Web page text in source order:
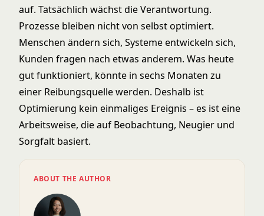
auf. Tatsächlich wächst die Verantwortung.
Prozesse bleiben nicht von selbst optimiert.
Menschen ändern sich, Systeme entwickeln sich,
Kunden fragen nach etwas anderem. Was heute
gut funktioniert, könnte in sechs Monaten zu
einer Reibungsquelle werden. Deshalb ist
Optimierung kein einmaliges Ereignis – es ist eine
Arbeitsweise, die auf Beobachtung, Neugier und
Sorgfalt basiert.
ABOUT THE AUTHOR